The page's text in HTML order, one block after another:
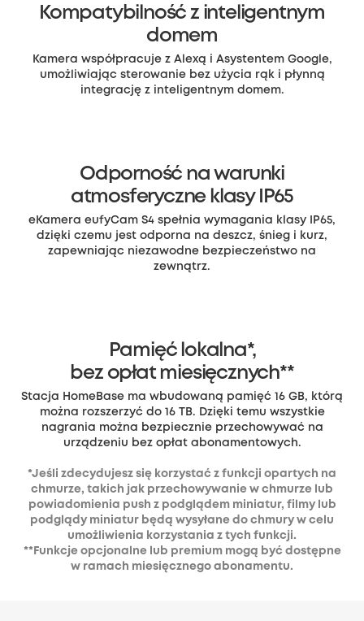
Kompatybilność z inteligentnym
domem
Kamera współpracuje z Alexą i Asystentem Google,
umożliwiając sterowanie bez użycia rąk i płynną
integrację z inteligentnym domem.
Odporność na warunki
atmosferyczne klasy IP65
eKamera eufyCam S4 spełnia wymagania klasy IP65,
dzięki czemu jest odporna na deszcz, śnieg i kurz,
zapewniając niezawodne bezpieczeństwo na
zewnątrz.
Pamięć lokalna*,
bez opłat miesięcznych**
Stacja HomeBase ma wbudowaną pamięć 16 GB, którą
można rozszerzyć do 16 TB. Dzięki temu wszystkie
nagrania można bezpiecznie przechowywać na
urządzeniu bez opłat abonamentowych.
*Jeśli zdecydujesz się korzystać z funkcji opartych na
chmurze, takich jak przechowywanie w chmurze lub
powiadomienia push z podglądem miniatur, filmy lub
podglądy miniatur będą wysyłane do chmury w celu
umożliwienia korzystania z tych funkcji.
**Funkcje opcjonalne lub premium mogą być dostępne
w ramach miesięcznego abonamentu.